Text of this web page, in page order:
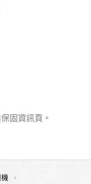
固資訊頁。